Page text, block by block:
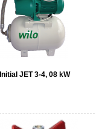
Initial JET 3-4, 08 kW